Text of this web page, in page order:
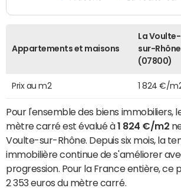
Appartements et maisons
La Voulte-
sur-Rhône
(07800)
Prix au m2 1 824 €/
Pour l'ensemble des biens immobiliers,
mètre carré est évalué à1 824 €/m2
Voulte-sur-Rhône. Depuis six mois, la
immobilière continue de s'améliorer
progression. Pour la France entière, ce
2 353 euros du mètre carré.